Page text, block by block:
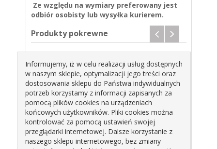
Ze względu na wymiary preferowany jest
odbiór osobisty lub wysyłka kurierem.
Produkty pokrewne
KARTON NA
TORT 41X31X15
Z WKŁADKĄ
KARTON NA
TORT 47X35X15
Z WKŁADKĄ
Informujemy, iż w celu realizacji usług dostępnych
w naszym sklepie, optymalizacji jego treści oraz
dostosowania sklepu do Państwa indywidualnych
potrzeb korzystamy z informacji zapisanych za
pomocą plików cookies na urządzeniach
końcowych użytkowników. Pliki cookies można
kontrolować za pomocą ustawień swojej
przeglądarki internetowej. Dalsze korzystanie z
naszego sklepu internetowego, bez zmiany